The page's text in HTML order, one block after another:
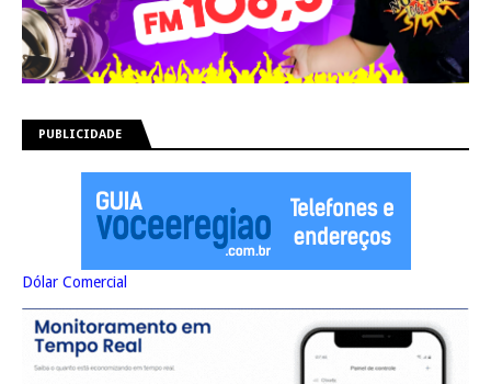
PUBLICIDADE
Dólar Comercial